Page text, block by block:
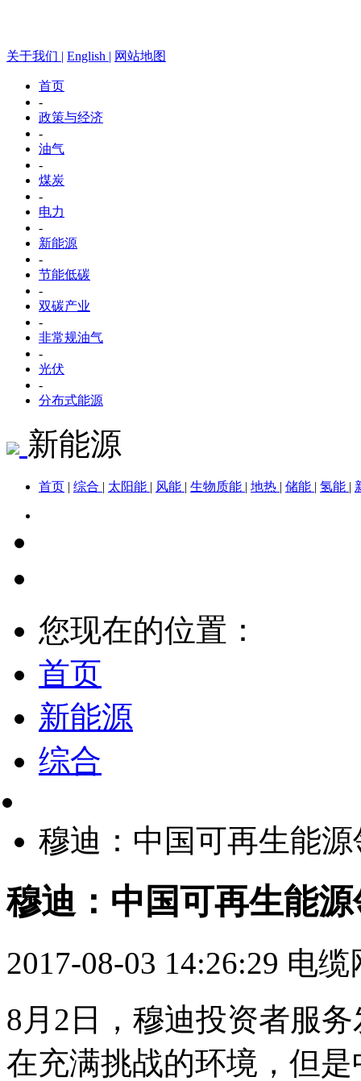
关于我们 | English | 网站地图
首页
-
政策与经济
-
油气
-
煤炭
-
电力
-
新能源
-
节能低碳
-
双碳产业
-
非常规油气
-
光伏
-
分布式能源
新能源
首页 | 综合 | 太阳能 | 风能 | 生物质能 | 地热 | 储能 | 氢能 |
您现在的位置：
首页
新能源
综合
穆迪：中国可再生能
穆迪：中国可再生能
2017-08-03 14:26:29 电缆
8月2日，穆迪投资者服
在充满挑战的环境，但